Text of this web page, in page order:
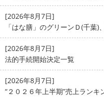
[2026年8月7日]
「はな膳」のグリーンＤ(千
[2026年8月7日]
法的手続開始決定一覧
[2026年8月7日]
“２０２６年上半期”売上ラン